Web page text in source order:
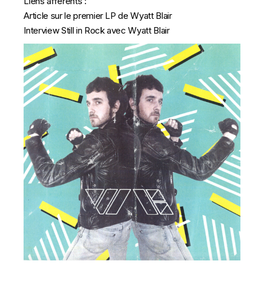
Article sur le premier LP de Wyatt Blair
Interview Still in Rock avec Wyatt Blair